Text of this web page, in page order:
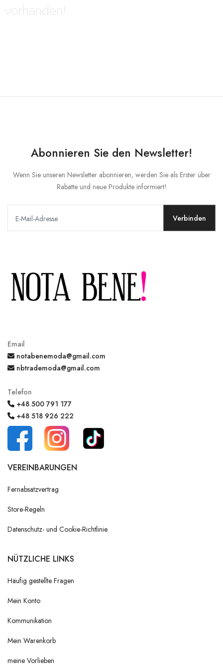
vorhanden!
Abonnieren Sie den Newsletter!
Wenn Sie unseren Newsletter abonnieren, werden Sie als Erster über
Rabatte und neue Produkte informiert!
Verbinden
Email
notabenemoda@gmail.com
nbtrademoda@gmail.com
Telefon
+48 500 791 177
+48 518 926 222
VEREINBARUNGEN
Fernabsatzvertrag
Store-Regeln
Datenschutz- und Cookie-Richtlinie
NÜTZLICHE LINKS
Häufig gestellte Fragen
Mein Konto
Kommunikation
Mein Warenkorb
meine Vorlieben